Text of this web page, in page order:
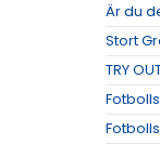
Är du
Stort
TRY